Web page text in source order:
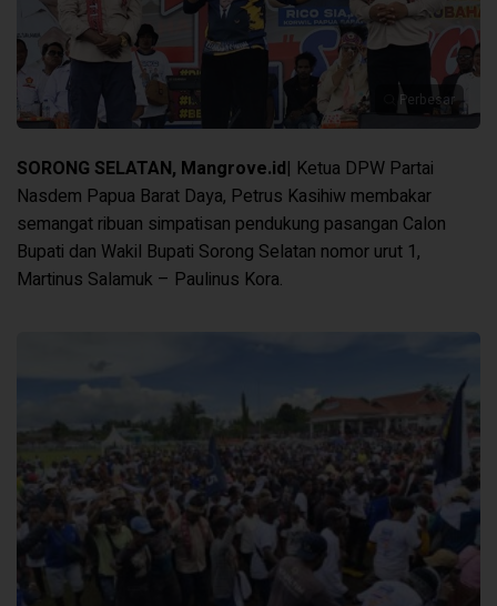
Perbesar
SORONG SELATAN, Mangrove.id| Ketua DPW Partai
Nasdem Papua Barat Daya, Petrus Kasihiw membakar
semangat ribuan simpatisan pendukung pasangan Calon
Bupati dan Wakil Bupati Sorong Selatan nomor urut 1,
Martinus Salamuk – Paulinus Kora.